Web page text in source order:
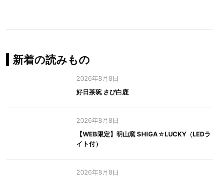
新着の読みもの
2026年8月8日
好日茶碗 さび白鹿
2026年8月8日
【WEB限定】明山窯 SHIGA☆LUCKY（LEDラ
イト付）
2026年8月8日